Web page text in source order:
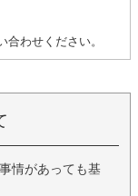
わせください。
情があっても基